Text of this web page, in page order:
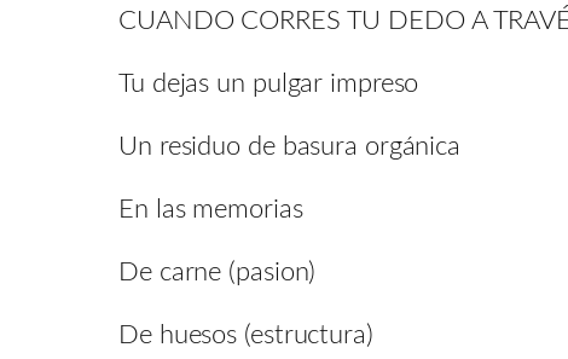
CUANDO CORRES TU DEDO A
Tu dejas un pulgar impreso
Un residuo de basura orgánica
En las memorias
De carne (pasion)
De huesos (estructura)